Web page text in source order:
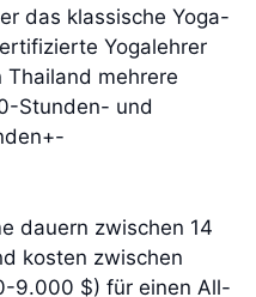
das klassische Yoga-
Yogalehrer
mehrere
Stunden- und
dauern zwischen 14
kosten zwischen
9.000 $) für einen All-